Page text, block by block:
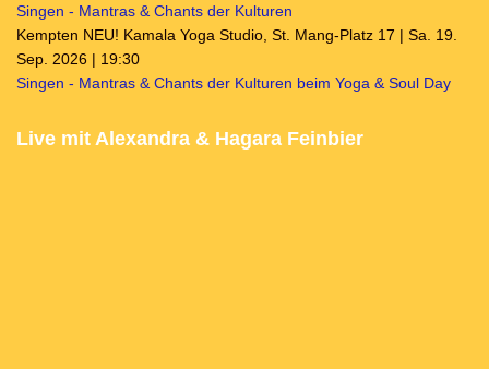
Singen - Mantras & Chants der Kulturen
Kempten NEU! Kamala Yoga Studio, St. Mang-Platz 17 | Sa. 19.
Sep. 2026 | 19:30
Singen - Mantras & Chants der Kulturen beim Yoga & Soul Day
Live mit Alexandra & Hagara Feinbier